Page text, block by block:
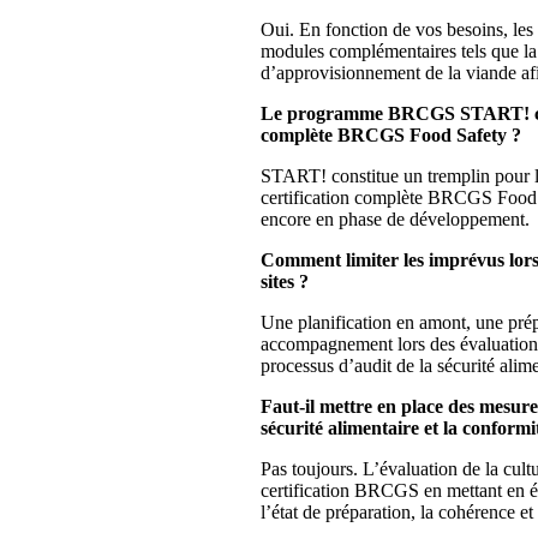
Oui. En fonction de vos besoins,
modules complémentaires tels que
d’approvisionnement de la viande
Le programme BRCGS START!
complète BRCGS Food Safety ?
START! constitue un tremplin pour
certification complète BRCGS
encore en phase de développement.
Comment limiter les imprévus
sites ?
Une planification en amont, une
accompagnement lors des
processus d’audit de la sécurité
Faut-il mettre en place des
sécurité alimentaire et la
Pas toujours. L’évaluation de la
certification BRCGS en mettant en
l’état de préparation, la cohérence